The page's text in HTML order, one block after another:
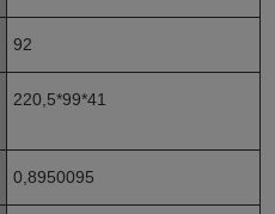
92
220,5*99*41
0,8950095